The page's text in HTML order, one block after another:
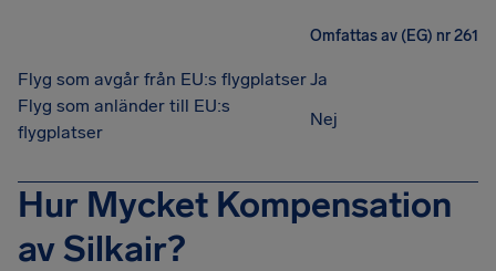
Omfattas av (EG) nr 261
Flyg som avgår från EU:s flygplatserJa
Flyg som anländer till EU:s
flygplatser
Nej
Hur Mycket Kompensation
av Silkair?